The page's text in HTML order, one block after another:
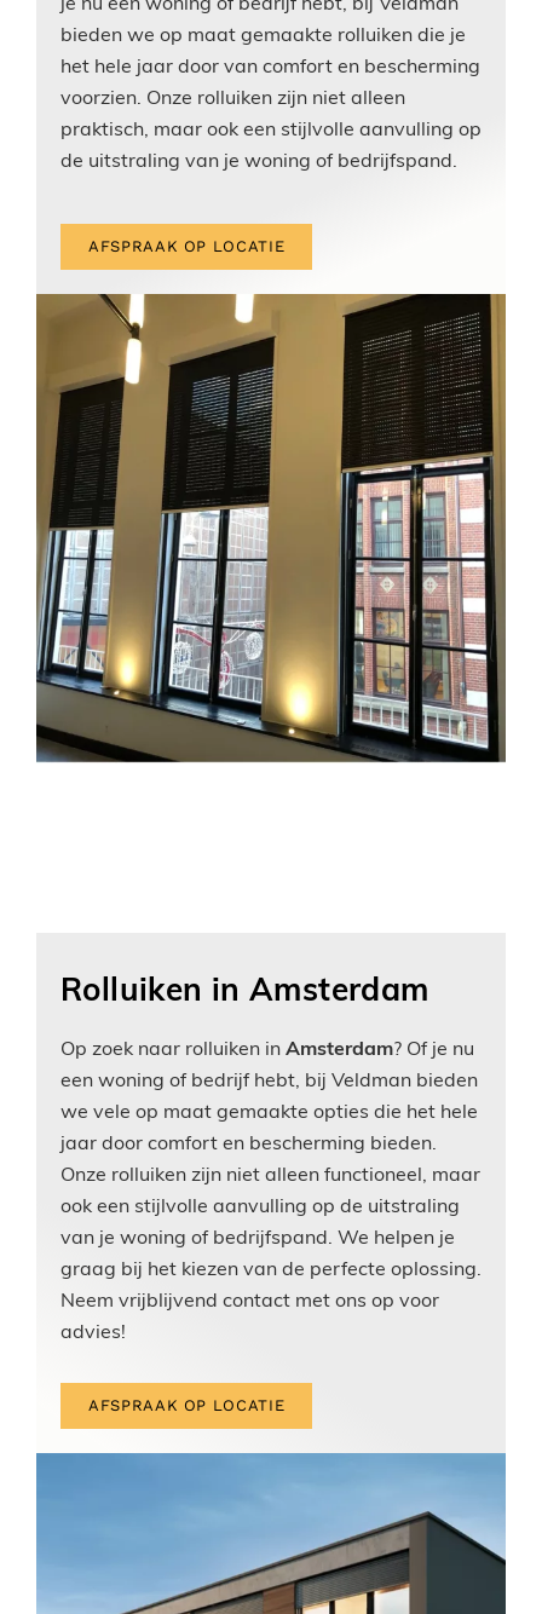
bieden we op maat gemaakte rolluiken die je
het hele jaar door van comfort en bescherming
voorzien. Onze rolluiken zijn niet alleen
praktisch, maar ook een stijlvolle aanvulling op
de uitstraling van je woning of bedrijfspand.
AFSPRAAK OP LOCATIE
Rolluiken in Amsterdam
Op zoek naar rolluiken inAmsterdam? Of je nu
een woning of bedrijf hebt, bij Veldman bieden
we vele op maat gemaakte opties die het hele
jaar door comfort en bescherming bieden.
Onze rolluiken zijn niet alleen functioneel, maar
ook een stijlvolle aanvulling op de uitstraling
van je woning of bedrijfspand. We helpen je
graag bij het kiezen van de perfecte oplossing.
Neem vrijblijvend contact met ons op voor
advies!
AFSPRAAK OP LOCATIE